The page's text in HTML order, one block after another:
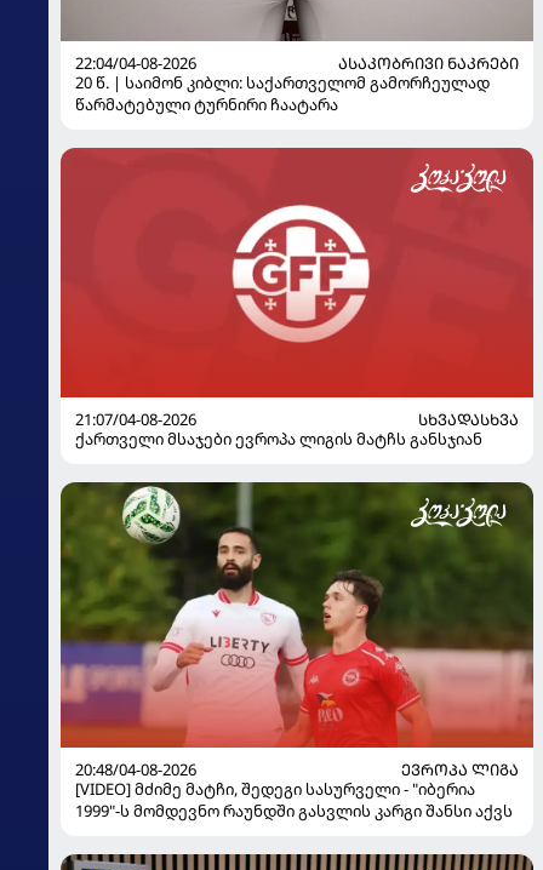
22:04/04-08-2026
ᲐᲡᲐᲙᲝᲑᲠᲘᲕᲘ ᲜᲐᲙᲠᲔᲑᲘ
20 წ. | საიმონ კიბლი: საქართველომ გამორჩეულად
წარმატებული ტურნირი ჩაატარა
21:07/04-08-2026
ᲡᲮᲕᲐᲓᲐᲡᲮᲕᲐ
ქართველი მსაჯები ევროპა ლიგის მატჩს განსჯიან
20:48/04-08-2026
ᲔᲕᲠᲝᲞᲐ ᲚᲘᲒᲐ
[VIDEO] მძიმე მატჩი, შედეგი სასურველი - "იბერია
1999"-ს მომდევნო რაუნდში გასვლის კარგი შანსი აქვს